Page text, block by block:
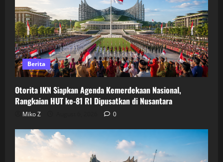
Berita
Otorita IKN Siapkan Agenda Kemerdekaan Nasional,
Rangkaian HUT ke-81 RI Dipusatkan di Nusantara
Miko Z 0